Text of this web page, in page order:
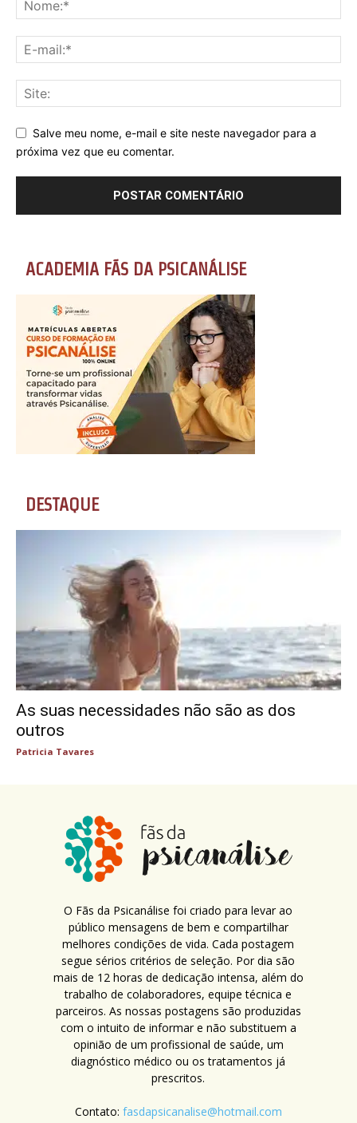
Salve meu nome, e-mail e site neste navegador para a
próxima vez que eu comentar.
ACADEMIA FÃS DA PSICANÁLISE
DESTAQUE
As suas necessidades não são as dos
outros
Patricia Tavares
O Fãs da Psicanálise foi criado para levar ao
público mensagens de bem e compartilhar
melhores condições de vida. Cada postagem
segue sérios critérios de seleção. Por dia são
mais de 12 horas de dedicação intensa, além do
trabalho de colaboradores, equipe técnica e
parceiros. As nossas postagens são produzidas
com o intuito de informar e não substituem a
opinião de um profissional de saúde, um
diagnóstico médico ou os tratamentos já
prescritos.
Contato: fasdapsicanalise@hotmail.com